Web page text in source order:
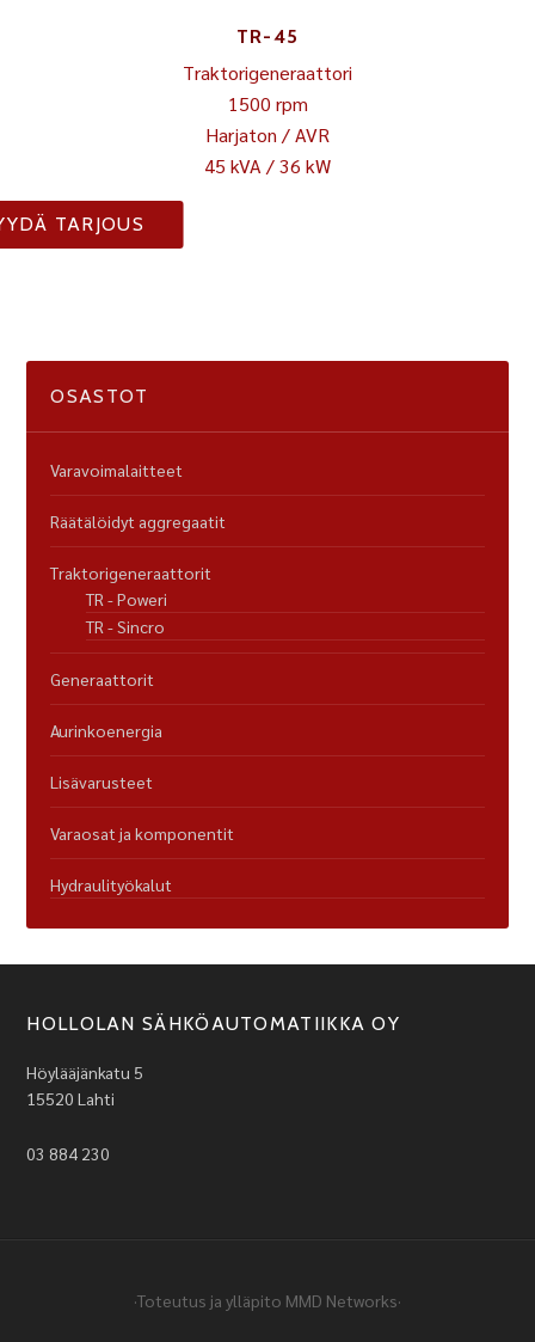
TR-45
Traktorigeneraattori
1500 rpm
Harjaton / AVR
45 kVA / 36 kW
TARJOUS
OSASTOT
Varavoimalaitteet
Räätälöidyt aggregaatit
Traktorigeneraattorit
TR - Poweri
TR - Sincro
Generaattorit
Aurinkoenergia
Lisävarusteet
Varaosat ja komponentit
Hydraulityökalut
HOLLOLAN SÄHKÖAUTOMATIIKKA OY
Höylääjänkatu 5
15520 Lahti
03 884 230
·Toteutus ja ylläpito MMD Networks·